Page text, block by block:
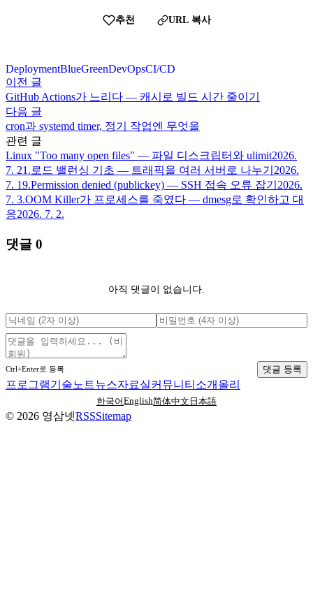
추천 URL 복사
DeploymentBlueGreenDevOpsCI/CD
이전 글
GitHub Actions가 느리다 — 캐시로 빌드 시간 줄이기
다음 글
cron과 systemd timer, 정기 작업엔 무엇을
관련 글
Linux "Too many open files" — 파일 디스크립터와 ulimit2026.
7. 21.로드 밸런싱 기초 — 트래픽을 여러 서버로 나누기 2026.
7. 19.Permission denied (publickey) — SSH 접속 오류 잡기 2026.
7. 3.OOM Killer가 프로세스를 죽였다 — dmesg로 확인하고 대
응2026. 7. 2.
댓글 0
아직 댓글이 없습니다.
Ctrl+Enter로 등록 댓글 등록
프로그램기술노트뉴스자료실커뮤니티 소개 올리
한국어English简体中文 日本語
© 2026 영삼넷RSSSitemap